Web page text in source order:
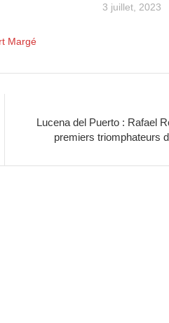
3 juillet, 2023
Margé
Lucena del Puerto : Rafael
premiers triomphateurs